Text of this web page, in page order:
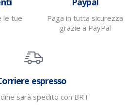
le tue
Paga in tutta sicurezza
grazie a PayPal
espresso
sarà spedito con BRT